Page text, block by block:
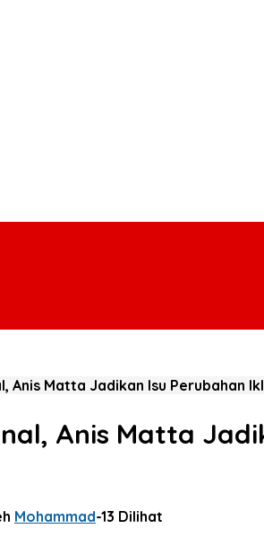
Anis Matta Jadikan Isu Perubahan
Anis Matta
Mohammad-13 Dilihat